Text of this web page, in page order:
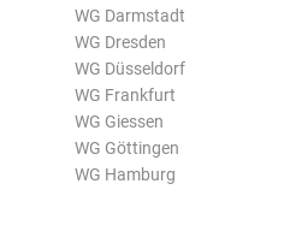
WG Darmstadt
WG Dresden
WG Düsseldorf
WG Frankfurt
WG Giessen
WG Göttingen
WG Hamburg